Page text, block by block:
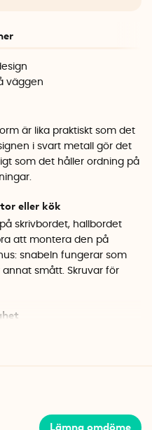
väggen
är lika praktiskt som det
i svart metall gör det
som det håller ordning på
eller kök
skrivbordet, hallbordet
att montera den på
snabeln fungerar som
smått. Skruvar för
dokumenthållaren det
vill gömma undan.
Lämna omdöme